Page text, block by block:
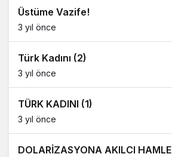
Üstüme Vazife!
3 yıl önce
Türk Kadını (2)
3 yıl önce
TÜRK KADINI (1)
3 yıl önce
DOLARİZASYONA AKILCI HAMLE